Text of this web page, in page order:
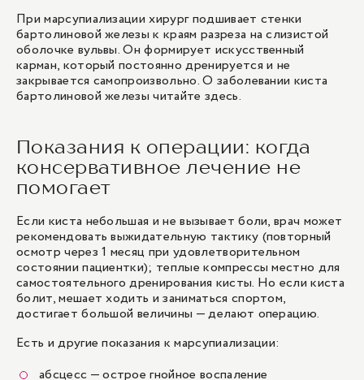
При марсупиализации хирург подшивает стенки
бартолиновой железы к краям разреза на слизистой
оболочке вульвы. Он формирует искусственный
карман, который постоянно дренируется и не
закрывается самопроизвольно. О заболевании киста
бартолиновой железычитайте здесь.
Показания к операции: когда
консервативное лечение не
помогает
Если киста небольшая и не вызывает боли, врач может
рекомендовать выжидательную тактику (повторный
осмотр через 1 месяц при удовлетворительном
состоянии пациентки); теплые компрессы местно для
самостоятельного дренирования кисты. Но если киста
болит, мешает ходить и заниматься спортом,
достигает большой величины — делают операцию.
Есть и другие показания к марсупиализации:
абсцесс — острое гнойное воспаление